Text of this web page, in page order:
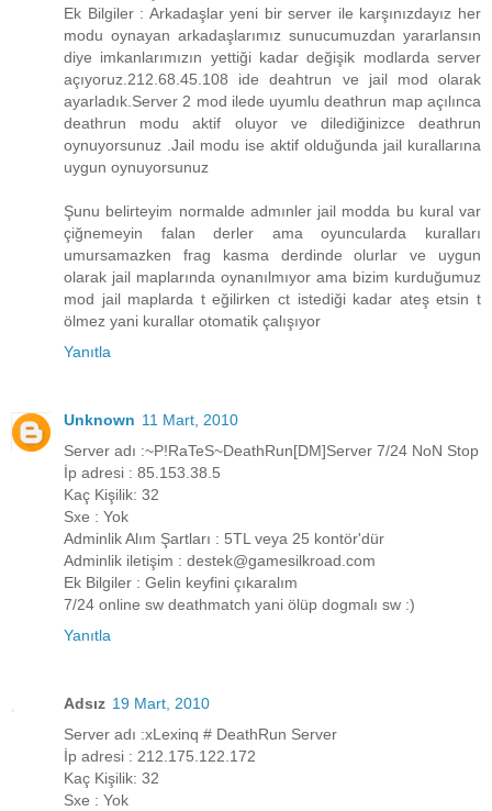
Ek Bilgiler : Arkadaşlar yeni bir server ile karşınızdayız her
modu oynayan arkadaşlarımız sunucumuzdan yararlansın
diye imkanlarımızın yettiği kadar değişik modlarda server
açıyoruz.212.68.45.108 ide deahtrun ve jail mod olarak
ayarladık.Server 2 mod ilede uyumlu deathrun map açılınca
deathrun modu aktif oluyor ve dilediğinizce deathrun
oynuyorsunuz .Jail modu ise aktif olduğunda jail kurallarına
uygun oynuyorsunuz
Şunu belirteyim normalde admınler jail modda bu kural var
çiğnemeyin falan derler ama oyuncularda kuralları
umursamazken frag kasma derdinde olurlar ve uygun
olarak jail maplarında oynanılmıyor ama bizim kurduğumuz
mod jail maplarda t eğilirken ct istediği kadar ateş etsin t
ölmez yani kurallar otomatik çalışıyor
Yanıtla
Unknown 11 Mart, 2010
Server adı :~P!RaTeS~DeathRun[DM]Server 7/24 NoN Stop
İp adresi : 85.153.38.5
Kaç Kişilik: 32
Sxe : Yok
Adminlik Alım Şartları : 5TL veya 25 kontör'dür
Adminlik iletişim : destek@gamesilkroad.com
Ek Bilgiler : Gelin keyfini çıkaralım
7/24 online sw deathmatch yani ölüp dogmalı sw :)
Yanıtla
Adsız 19 Mart, 2010
Server adı :xLexinq # DeathRun Server
İp adresi : 212.175.122.172
Kaç Kişilik: 32
Sxe : Yok